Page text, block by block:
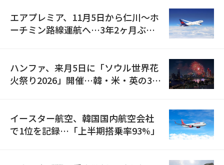
エアプレミア、11月5日から仁川〜ホ
ーチミン路線運航へ…3年2ヶ月ぶり
ハンファ、来月5日に「ソウル世界花
火祭り2026」開催…韓・米・英の3カ
イースター航空、韓国国内航空会社
で1位を記録…「上半期搭乗率93%」